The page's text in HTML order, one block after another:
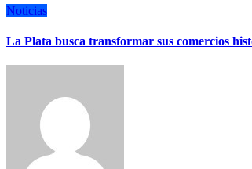
Noticias
La Plata busca transformar sus comercios